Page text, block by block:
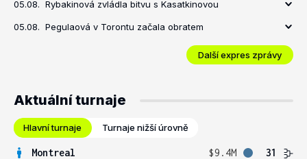
05.08. Rybakinová zvládla bitvu s Kasatkinovou
05.08. Pegulaová v Torontu začala obratem
Další expres zprávy
Aktuální turnaje
Hlavní turnaje Turnaje nižší úrovně
Montreal $9.4M
31